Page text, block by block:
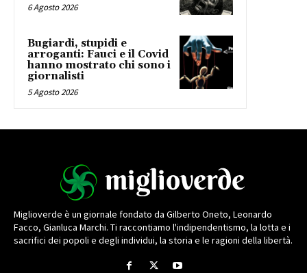
6 Agosto 2026
Bugiardi, stupidi e
arroganti: Fauci e il Covid
hanno mostrato chi sono i
giornalisti
5 Agosto 2026
Miglioverde è un giornale fondato da Gilberto Oneto, Leonardo
Facco, Gianluca Marchi. Ti raccontiamo l'indipendentismo, la lotta e i
sacrifici dei popoli e degli individui, la storia e le ragioni della libertà.